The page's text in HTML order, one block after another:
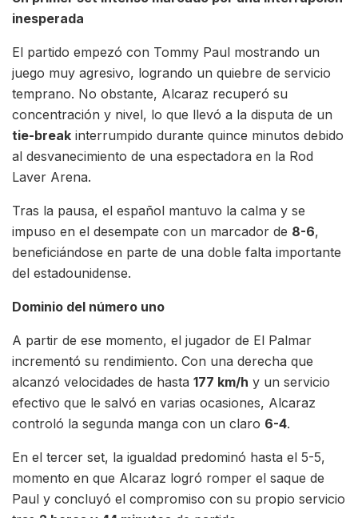
inesperada
El partido empezó con Tommy Paul mostrando un
juego muy agresivo, logrando un quiebre de servicio
temprano. No obstante, Alcaraz recuperó su
concentración y nivel, lo que llevó a la disputa de un
tie-break interrumpido durante quince minutos debido
al desvanecimiento de una espectadora en la Rod
Laver Arena.
Tras la pausa, el español mantuvo la calma y se
impuso en el desempate con un marcador de 8-6,
beneficiándose en parte de una doble falta importante
del estadounidense.
Dominio del número uno
A partir de ese momento, el jugador de El Palmar
incrementó su rendimiento. Con una derecha que
alcanzó velocidades de hasta 177 km/h y un servicio
efectivo que le salvó en varias ocasiones, Alcaraz
controló la segunda manga con un claro 6-4.
En el tercer set, la igualdad predominó hasta el 5-5,
momento en que Alcaraz logró romper el saque de
Paul y concluyó el compromiso con su propio servicio